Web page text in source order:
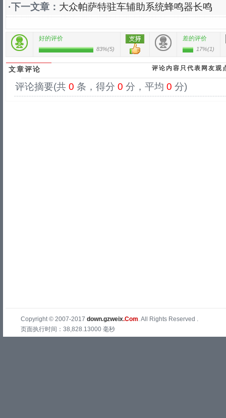
·下一文章： 大众帕萨特驻车辅助系统蜂鸣器长鸣
好的评价
83%(5)
差的评价
17%(1)
文章评论 评论内容只代表网友观
评论摘要(共 0 条，得分 0 分，平均 0 分)
Copyright © 2007-2017 down.gzweix.Com. All Rights Reserved .
页面执行时间：38,828.13000 毫秒